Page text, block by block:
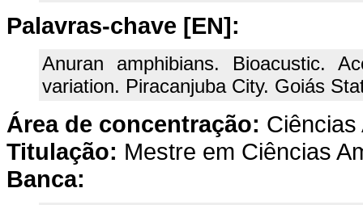
Palavras-chave [EN]:
Anuran amphibians. Bioacustic.
variation. Piracanjuba City. Goiás
Área de concentração: Ciências
Titulação: Mestre em Ciências
Banca: